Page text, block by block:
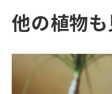
他の植物